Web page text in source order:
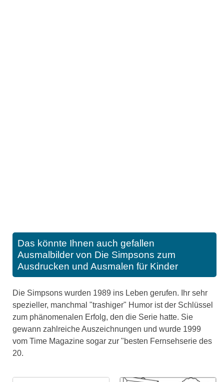
Das könnte Ihnen auch gefallen
Ausmalbilder von Die Simpsons zum
Ausdrucken und Ausmalen für Kinder
Die Simpsons wurden 1989 ins Leben gerufen. Ihr sehr
spezieller, manchmal "trashiger" Humor ist der Schlüssel
zum phänomenalen Erfolg, den die Serie hatte. Sie
gewann zahlreiche Auszeichnungen und wurde 1999
vom Time Magazine sogar zur "besten Fernsehserie des
20.